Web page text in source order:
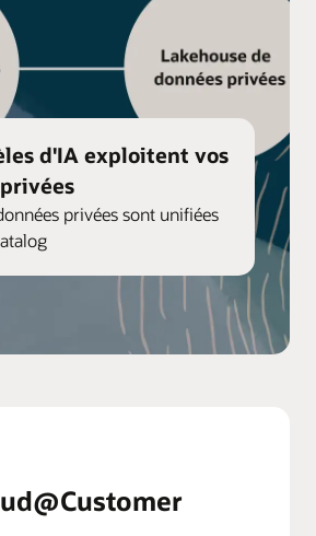
d'IA exploitent vos
privées sont unifiées